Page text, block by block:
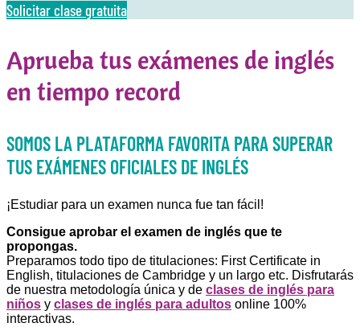
Solicitar clase gratuita
Aprueba tus exámenes de inglés
en tiempo record
SOMOS LA PLATAFORMA FAVORITA PARA SUPERAR
TUS EXÁMENES OFICIALES DE INGLÉS
¡Estudiar para un examen nunca fue tan fácil!
Consigue aprobar el examen de inglés que te
propongas.
Preparamos todo tipo de titulaciones: First Certificate in
English, titulaciones de Cambridge y un largo etc. Disfrutarás
de nuestra metodología única y de clases de inglés para
niños y clases de inglés para adultos online 100%
interactivas.